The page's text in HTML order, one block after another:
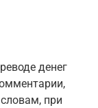
денег
при